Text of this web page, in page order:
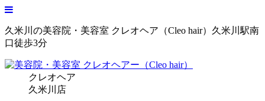
久米川の美容院・美容室 クレオヘア（Cleo hair）久米川駅南
口徒歩3分
クレオヘア
久米川店